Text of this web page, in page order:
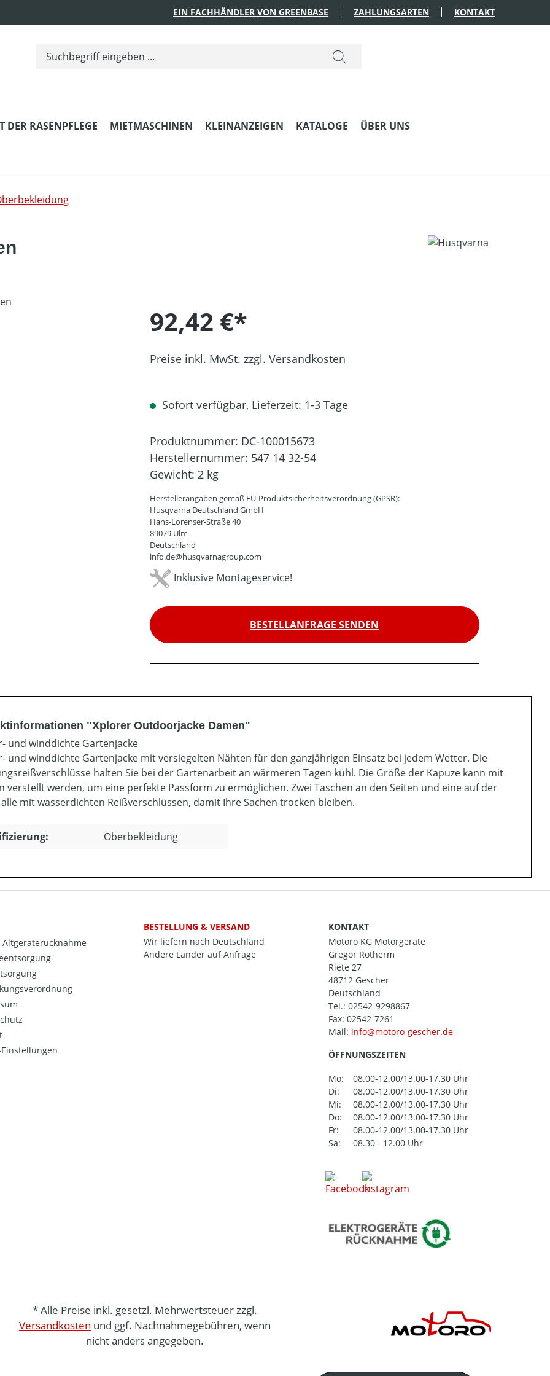
EIN FACHHÄNDLER VON GREENBASE ZAHLUNGSARTEN KONTAKT
DER RASENPFLEGE MIETMASCHINEN KLEINANZEIGEN KATALOGE ÜBER UNS
92,42 €*
Preise inkl. MwSt. zzgl. Versandkosten
Sofort verfügbar, Lieferzeit: 1-3 Tage
Produktnummer: DC-100015673
Herstellernummer: 547 14 32-54
Gewicht: 2 kg
Herstellerangaben gemäß EU-Produktsicherheitsverordnung (GPSR):
Husqvarna Deutschland GmbH
Hans-Lorenser-Straße 40
89079 Ulm
Deutschland
info.de@husqvarnagroup.com
Inklusive Montageservice!
BESTELLANFRAGE SENDEN
"Xplorer Outdoorjacke Damen"
und winddichte Gartenjacke
und winddichte Gartenjacke mit versiegelten Nähten für den ganzjährigen Einsatz bei jedem Wetter. Die
halten Sie bei der Gartenarbeit an wärmeren Tagen kühl. Die Größe der Kapuze kann mit
verstellt werden, um eine perfekte Passform zu ermöglichen. Zwei Taschen an den Seiten und eine auf der
mit wasserdichten Reißverschlüssen, damit Ihre Sachen trocken bleiben.
Oberbekleidung
Altgeräterücknahme
Einstellungen
BESTELLUNG & VERSAND
Wir liefern nach Deutschland
Andere Länder auf Anfrage
KONTAKT
Motoro KG Motorgeräte
Gregor Rotherm
Riete 27
48712 Gescher
Deutschland
Tel.: 02542-9298867
Fax: 02542-7261
Mail:
ÖFFNUNGSZEITEN
Mo:
08.00-12.00/13.00-17.30 Uhr
Di:
08.00-12.00/13.00-17.30 Uhr
Mi:
08.00-12.00/13.00-17.30 Uhr
Do:
08.00-12.00/13.00-17.30 Uhr
Fr:
08.00-12.00/13.00-17.30 Uhr
Sa:
08.30 - 12.00 Uhr
* Alle Preise inkl. gesetzl. Mehrwertsteuer zzgl.
Versandkosten und ggf. Nachnahmegebühren, wenn
nicht anders angegeben.